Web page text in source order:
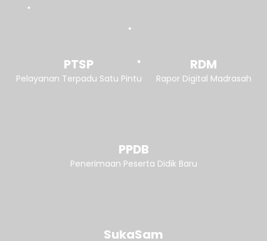
PTSP
Pelayanan Terpadu Satu Pintu
RDM
Rapor Digital Madrasah
PPDB
Penerimaan Peserta Didik Baru
SukaSam